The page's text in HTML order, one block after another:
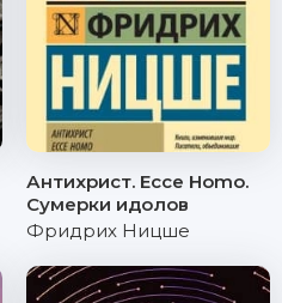
Антихрист. Ecce Homo.
Сумерки идолов
Фридрих Ницше